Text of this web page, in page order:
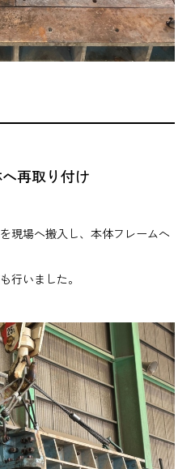
再取り付け
現場へ搬入し、本体フレームへ
行いました。